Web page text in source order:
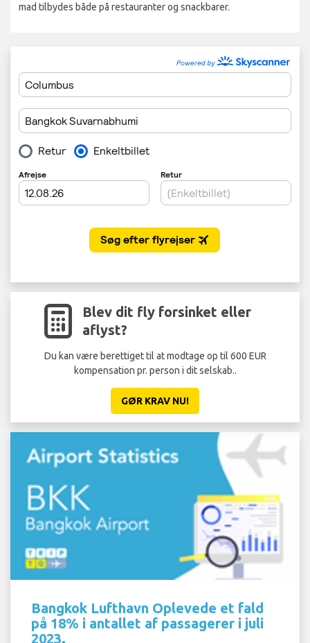
mad tilbydes både på restauranter og snackbarer.
Blev dit fly forsinket eller
aflyst?
Du kan være berettiget til at modtage op til 600 EUR
kompensation pr. person i dit selskab..
GØR KRAV NU!
Bangkok Lufthavn Oplevede et fald
på 18% i antallet af passagerer i juli
2023.